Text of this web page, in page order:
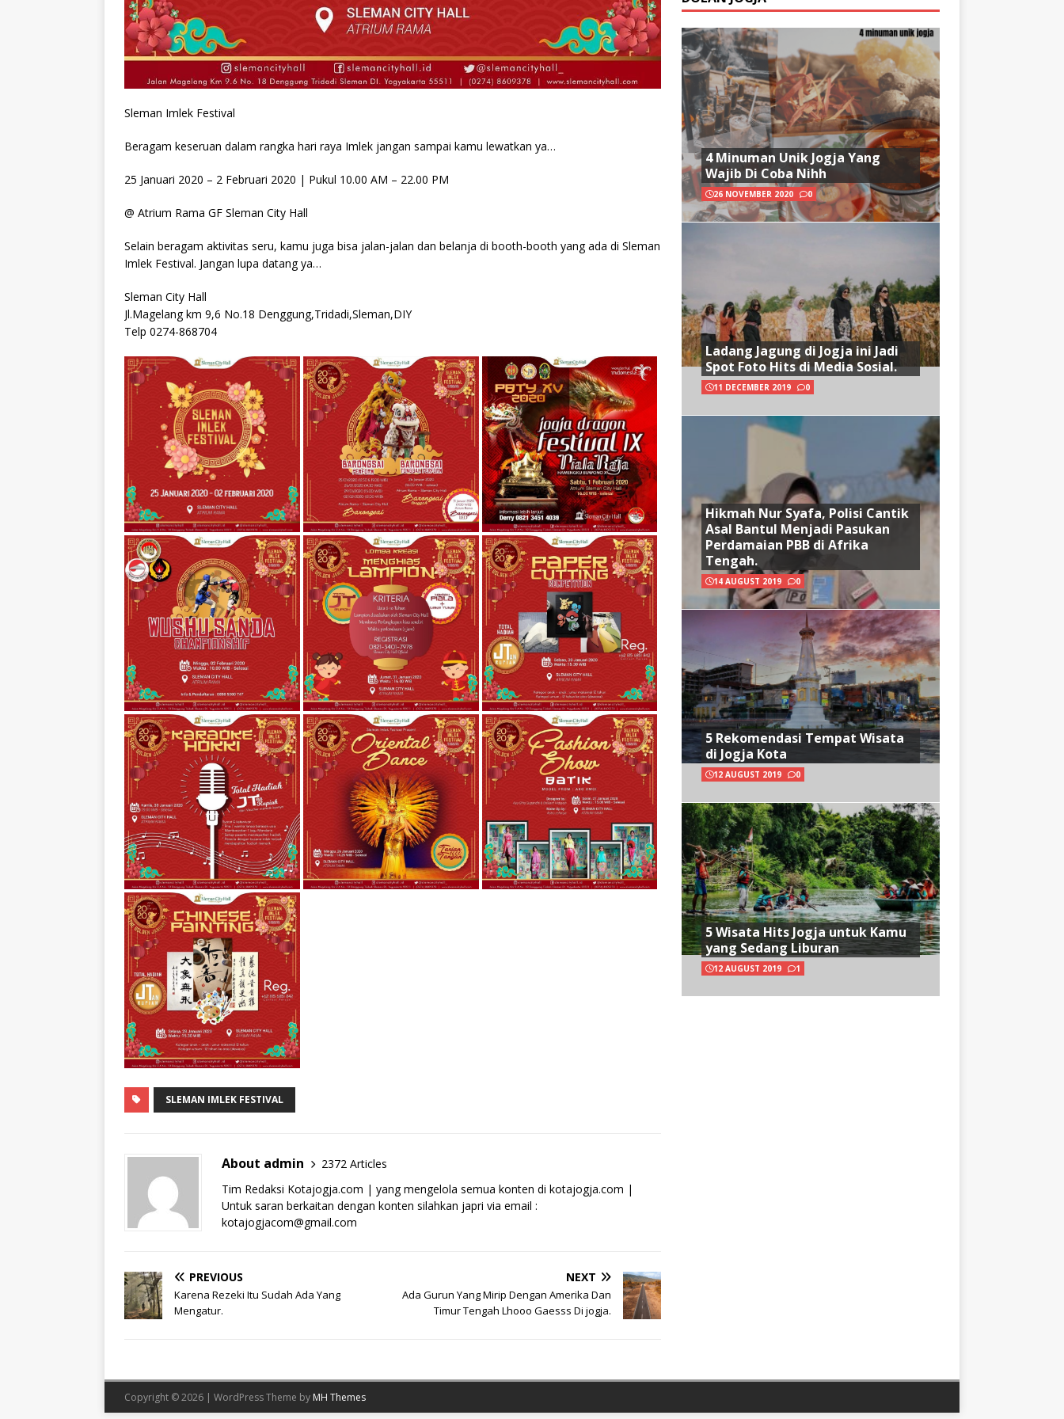
Sleman Imlek Festival
Beragam keseruan dalam rangka hari raya Imlek jangan sampai kamu lewatkan ya…
25 Januari 2020 – 2 Februari 2020 | Pukul 10.00 AM – 22.00 PM
@ Atrium Rama GF Sleman City Hall
Selain beragam aktivitas seru, kamu juga bisa jalan-jalan dan belanja di booth-booth yang ada di Sleman
Imlek Festival. Jangan lupa datang ya…
Sleman City Hall
Jl.Magelang km 9,6 No.18 Denggung,Tridadi,Sleman,DIY
Telp 0274-868704
SLEMAN IMLEK FESTIVAL
About admin
2372 Articles
Tim Redaksi Kotajogja.com | yang mengelola semua konten di kotajogja.com |
Untuk saran berkaitan dengan konten silahkan japri via email :
kotajogjacom@gmail.com
PREVIOUS
Karena Rezeki Itu Sudah Ada Yang
Mengatur.
NEXT
Ada Gurun Yang Mirip Dengan Amerika Dan
Timur Tengah Lhooo Gaesss Di jogja.
4 Minuman Unik Jogja Yang
Wajib Di Coba Nihh
26 NOVEMBER 2020 0
Ladang Jagung di Jogja ini Jadi
Spot Foto Hits di Media Sosial.
11 DECEMBER 2019 0
Hikmah Nur Syafa, Polisi Cantik
Asal Bantul Menjadi Pasukan
Perdamaian PBB di Afrika
Tengah.
14 AUGUST 2019 0
5 Rekomendasi Tempat Wisata
di Jogja Kota
12 AUGUST 2019 0
5 Wisata Hits Jogja untuk Kamu
yang Sedang Liburan
12 AUGUST 2019 1
Copyright © 2026 | WordPress Theme by MH Themes